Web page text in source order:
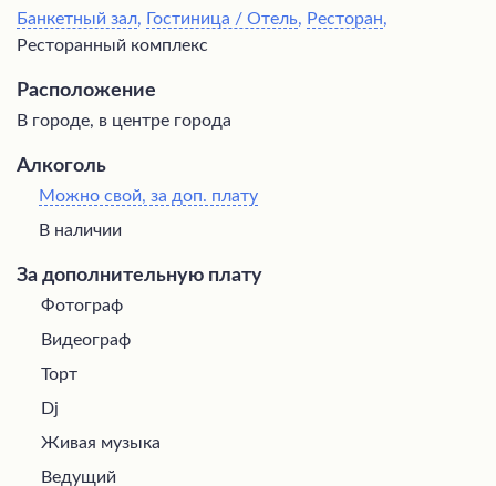
Банкетный зал, Гостиница / Отель, Ресторан,
Ресторанный комплекс
Расположение
В городе, в центре города
Алкоголь
Можно свой, за доп. плату
В наличии
За дополнительную плату
Фотограф
Видеограф
Торт
Dj
Живая музыка
Ведущий